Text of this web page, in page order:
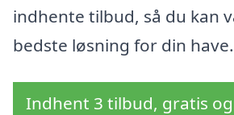
indhente tilbud, så du kan
bedste løsning for din have.
Indhent 3 tilbud, gratis og